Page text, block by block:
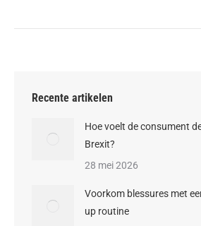
Recente artikelen
Hoe voelt de consument
Brexit?
28 mei 2026
Voorkom blessures met
up routine